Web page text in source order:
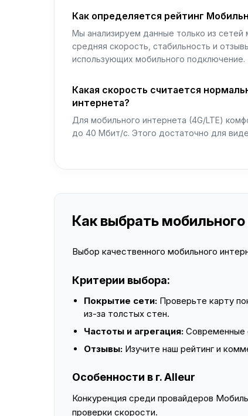
Как определяется рейтинг
Мы анализируем данные только из сетей
средняя скорость, стабильность и
использующих мобильного подключение.
Какая скорость считается
интернета?
Для мобильного интернета (4G/LTE)
до 40 Мбит/с. Этого достаточно для
Как выбрать мобильного
Выбор качественного мобильного
Критерии выбора:
Покрытие сети: Проверьте карту
из-за толстых стен.
Частоты и агрегация: Современные
Отзывы: Изучите наш рейтинг и
Особенности в г. Alleur
Конкуренция среди провайдеров
проверки скорости.